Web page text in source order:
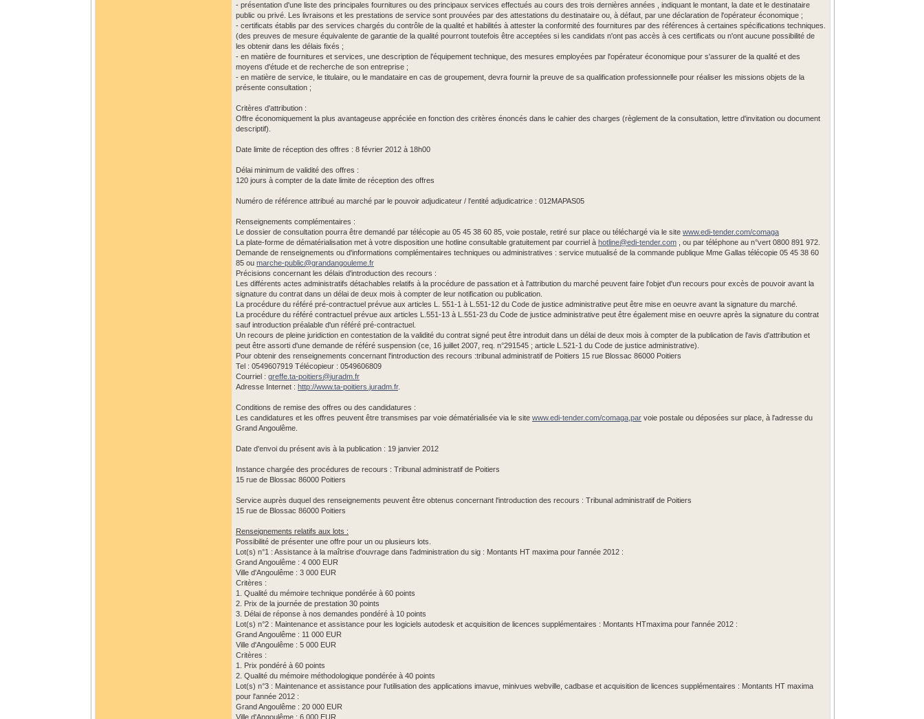
- présentation d'une liste des principales fournitures ou des principaux services effectués au cours des trois dernières années , indiquant le montant, la date et le destinataire
public ou privé. Les livraisons et les prestations de service sont prouvées par des attestations du destinataire ou, à défaut, par une déclaration de l'opérateur économique ;
- certificats établis par des services chargés du contrôle de la qualité et habilités à attester la conformité des fournitures par des références à certaines spécifications techniques.
(des preuves de mesure équivalente de garantie de la qualité pourront toutefois être acceptées si les candidats n'ont pas accès à ces certificats ou n'ont aucune possibilité de
les obtenir dans les délais fixés ;
- en matière de fournitures et services, une description de l'équipement technique, des mesures employées par l'opérateur économique pour s'assurer de la qualité et des
moyens d'étude et de recherche de son entreprise ;
- en matière de service, le titulaire, ou le mandataire en cas de groupement, devra fournir la preuve de sa qualification professionnelle pour réaliser les missions objets de la
présente consultation ;
Critères d'attribution :
Offre économiquement la plus avantageuse appréciée en fonction des critères énoncés dans le cahier des charges (règlement de la consultation, lettre d'invitation ou document
descriptif).
Date limite de réception des offres : 8 février 2012 à 18h00
Délai minimum de validité des offres :
120 jours à compter de la date limite de réception des offres
Numéro de référence attribué au marché par le pouvoir adjudicateur / l'entité adjudicatrice : 012MAPAS05
Renseignements complémentaires :
Le dossier de consultation pourra être demandé par télécopie au 05 45 38 60 85, voie postale, retiré sur place ou téléchargé via le site www.edi-tender.com/comaga
La plate-forme de dématérialisation met à votre disposition une hotline consultable gratuitement par courriel à hotline@edi-tender.com , ou par téléphone au n°vert 0800 891 972.
Demande de renseignements ou d'informations complémentaires techniques ou administratives : service mutualisé de la commande publique Mme Gallas télécopie 05 45 38 60
85 ou marche-public@grandangouleme.fr
Précisions concernant les délais d'introduction des recours :
Les différents actes administratifs détachables relatifs à la procédure de passation et à l'attribution du marché peuvent faire l'objet d'un recours pour excès de pouvoir avant la
signature du contrat dans un délai de deux mois à compter de leur notification ou publication.
La procédure du référé pré-contractuel prévue aux articles L. 551-1 à L.551-12 du Code de justice administrative peut être mise en oeuvre avant la signature du marché.
La procédure du référé contractuel prévue aux articles L.551-13 à L.551-23 du Code de justice administrative peut être également mise en oeuvre après la signature du contrat
sauf introduction préalable d'un référé pré-contractuel.
Un recours de pleine juridiction en contestation de la validité du contrat signé peut être introduit dans un délai de deux mois à compter de la publication de l'avis d'attribution et
peut être assorti d'une demande de référé suspension (ce, 16 juillet 2007, req. n°291545 ; article L.521-1 du Code de justice administrative).
Pour obtenir des renseignements concernant l'introduction des recours :tribunal administratif de Poitiers 15 rue Blossac 86000 Poitiers
Tel : 0549607919 Télécopieur : 0549606809
Courriel : greffe.ta-poitiers@juradm.fr
Adresse Internet : http://www.ta-poitiers.juradm.fr.
Conditions de remise des offres ou des candidatures :
Les candidatures et les offres peuvent être transmises par voie dématérialisée via le site www.edi-tender.com/comaga,par voie postale ou déposées sur place, à l'adresse du
Grand Angoulême.
Date d'envoi du présent avis à la publication : 19 janvier 2012
Instance chargée des procédures de recours : Tribunal administratif de Poitiers
15 rue de Blossac 86000 Poitiers
Service auprès duquel des renseignements peuvent être obtenus concernant l'introduction des recours : Tribunal administratif de Poitiers
15 rue de Blossac 86000 Poitiers
Renseignements relatifs aux lots :
Possibilité de présenter une offre pour un ou plusieurs lots.
Lot(s) n°1 : Assistance à la maîtrise d'ouvrage dans l'administration du sig : Montants HT maxima pour l'année 2012 :
Grand Angoulême : 4 000 EUR
Ville d'Angoulême : 3 000 EUR
Critères :
1. Qualité du mémoire technique pondérée à 60 points
2. Prix de la journée de prestation 30 points
3. Délai de réponse à nos demandes pondéré à 10 points
Lot(s) n°2 : Maintenance et assistance pour les logiciels autodesk et acquisition de licences supplémentaires : Montants HTmaxima pour l'année 2012 :
Grand Angoulême : 11 000 EUR
Ville d'Angoulême : 5 000 EUR
Critères :
1. Prix pondéré à 60 points
2. Qualité du mémoire méthodologique pondérée à 40 points
Lot(s) n°3 : Maintenance et assistance pour l'utilisation des applications imavue, minivues webville, cadbase et acquisition de licences supplémentaires : Montants HT maxima
pour l'année 2012 :
Grand Angoulême : 20 000 EUR
Ville d'Angoulême : 6 000 EUR